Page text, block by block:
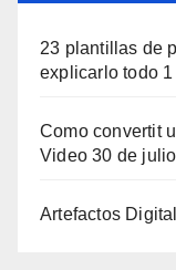
23 plantillas de
explicarlo todo
Como convertit
Video 30 de
Artefactos